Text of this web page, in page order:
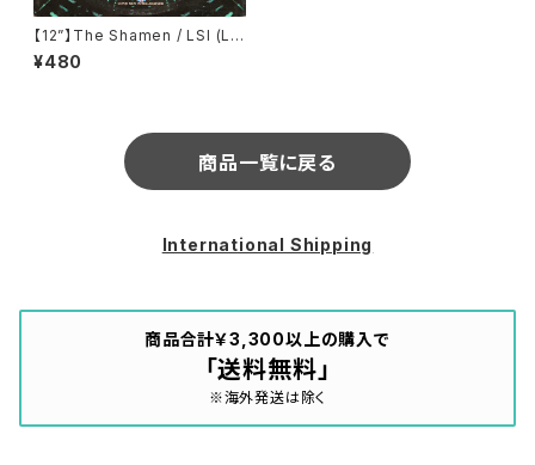
【12”】The Shamen / LSI (Lo
ve Sex Intelligence) (Epic)
(49-74401)
¥480
商品一覧に戻る
International Shipping
商品合計￥3,300以上の購入で
「送料無料」
※海外発送は除く